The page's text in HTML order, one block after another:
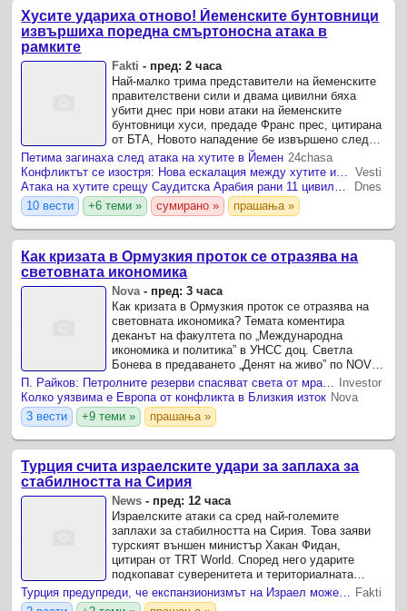
Хусите удариха отново! Йеменските бунтовници
извършиха поредна смъртоносна атака в
рамките
Fakti - пред: 2 часа
Най-малко трима представители на йеменските
правителствени сили и двама цивилни бяха
убити днес при нови атаки на йеменските
бунтовници хуси, предаде Франс прес, цитирана
от БТА, Новото нападение бе извършено след
вчерашните удари на хусите, които бяха най-
смъртоносните, откакто ...
Петима загинаха след атака на хутите в Йемен 24chasa
Конфликтът се изостря: Нова ескалация между хутите и Саудитска Арабия
Vesti
Атака на хутите срещу Саудитска Арабия рани 11 цивилни, Рияд предупреждава за нови удари
Dnes
10 вести
+6 теми » сумирано » прашања »
Как кризата в Ормузкия проток се отразява на
световната икономика
Nova - пред: 3 часа
Как кризата в Ормузкия проток се отразява на
световната икономика? Темата коментира
деканът на факултета по „Международна
икономика и политика” в УНСС доц. Светла
Бонева в предаването „Денят на живо” по NOVA
NEWS. Според доц.
Investor
Колко уязвима е Европа от конфликта в Близкия изток Nova
3 вести
+9 теми » прашања »
Турция счита израелските удари за заплаха за
стабилността на Сирия
News - пред: 12 часа
Израелските атаки са сред най-големите
заплахи за стабилността на Сирия. Това заяви
турският външен министър Хакан Фидан,
цитиран от TRT World. Според него ударите
подкопават суверенитета и териториалната
цялост на Сирия.
Fakti